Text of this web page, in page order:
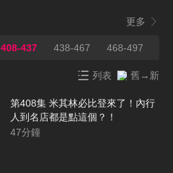
更多
408-437 438-467 468-497
列表 舊→新
第408集 米其林必比登來了！內行
人到名店都是點這個？！
47分鐘